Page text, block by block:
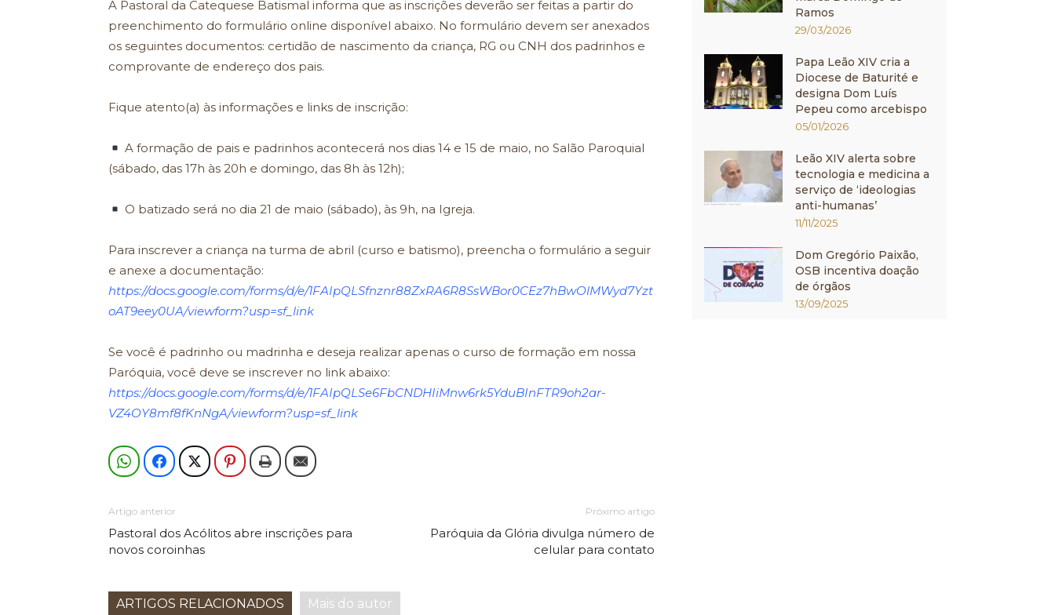
A Pastoral da Catequese Batismal informa que as inscrições deverão ser feitas a partir do
preenchimento do formulário online disponível abaixo. No formulário devem ser anexados
os seguintes documentos: certidão de nascimento da criança, RG ou CNH dos padrinhos e
comprovante de endereço dos pais.
Fique atento(a) às informações e links de inscrição:
A formação de pais e padrinhos acontecerá nos dias 14 e 15 de maio, no Salão Paroquial
(sábado, das 17h às 20h e domingo, das 8h às 12h);
O batizado será no dia 21 de maio (sábado), às 9h, na Igreja.
Para inscrever a criança na turma de abril (curso e batismo), preencha o formulário a seguir
e anexe a documentação:
https://docs.google.com/forms/d/e/1FAIpQLSfnznr88ZxRA6R8SsWBor0CEz7hBwOlMWyd7Yzt
oAT9eey0UA/viewform?usp=sf_link
Se você é padrinho ou madrinha e deseja realizar apenas o curso de formação em nossa
Paróquia, você deve se inscrever no link abaixo:
https://docs.google.com/forms/d/e/1FAIpQLSe6FbCNDHIiMnw6rk5YduBInFTR9oh2ar-
VZ4OY8mf8fKnNgA/viewform?usp=sf_link
Artigo anterior
Pastoral dos Acólitos abre inscrições para
novos coroinhas
Próximo artigo
Paróquia da Glória divulga número de
celular para contato
ARTIGOS RELACIONADOS Mais do autor
Ramos
29/03/2026
Papa Leão XIV cria a
Diocese de Baturité e
designa Dom Luís
Pepeu como arcebispo
05/01/2026
Leão XIV alerta sobre
tecnologia e medicina a
serviço de ‘ideologias
anti-humanas’
11/11/2025
Dom Gregório Paixão,
OSB incentiva doação
de órgãos
13/09/2025